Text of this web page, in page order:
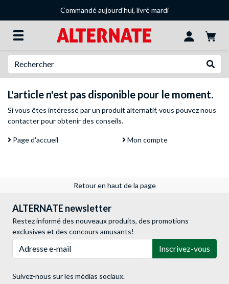
Commandé aujourd'hui, livré mardi
L'article n'est pas disponible pour le moment.
Si vous êtes intéressé par un produit alternatif, vous pouveznous
contacterpour obtenir des conseils.
Page d'accueil Mon compte
Retour en haut de la page
ALTERNATE newsletter
Restez informé des nouveaux produits, des promotions
exclusives et des concours amusants!
Inscrivez-vous
Suivez-nous sur les médias sociaux.